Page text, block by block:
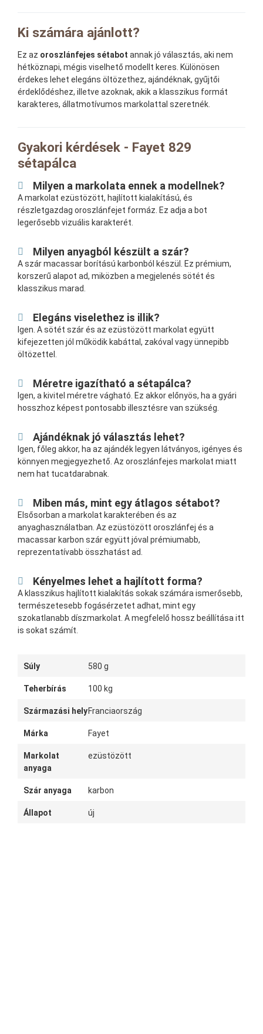
Ki számára ajánlott?
Ez az oroszlánfejes sétabot annak jó választás, aki nem
hétköznapi, mégis viselhető modellt keres. Különösen
érdekes lehet elegáns öltözethez, ajándéknak, gyűjtői
érdeklődéshez, illetve azoknak, akik a klasszikus formát
karakteres, állatmotívumos markolattal szeretnék.
Gyakori kérdések - Fayet 829
sétapálca
Milyen a markolata ennek a modellnek?
A markolat ezüstözött, hajlított kialakítású, és
részletgazdag oroszlánfejet formáz. Ez adja a bot
legerősebb vizuális karakterét.
Milyen anyagból készült a szár?
A szár macassar borítású karbonból készül. Ez prémium,
korszerű alapot ad, miközben a megjelenés sötét és
klasszikus marad.
Elegáns viselethez is illik?
Igen. A sötét szár és az ezüstözött markolat együtt
kifejezetten jól működik kabáttal, zakóval vagy ünnepibb
öltözettel.
Méretre igazítható a sétapálca?
Igen, a kivitel méretre vágható. Ez akkor előnyös, ha a gyári
hosszhoz képest pontosabb illesztésre van szükség.
Ajándéknak jó választás lehet?
Igen, főleg akkor, ha az ajándék legyen látványos, igényes és
könnyen megjegyezhető. Az oroszlánfejes markolat miatt
nem hat tucatdarabnak.
Miben más, mint egy átlagos sétabot?
Elsősorban a markolat karakterében és az
anyaghasználatban. Az ezüstözött oroszlánfej és a
macassar karbon szár együtt jóval prémiumabb,
reprezentatívabb összhatást ad.
Kényelmes lehet a hajlított forma?
A klasszikus hajlított kialakítás sokak számára ismerősebb,
természetesebb fogásérzetet adhat, mint egy
szokatlanabb díszmarkolat. A megfelelő hossz beállítása itt
is sokat számít.
Súly 580 g
Teherbírás 100 kg
Származási helyFranciaország
Márka Fayet
Markolat
anyaga
ezüstözött
Szár anyaga karbon
Állapot új